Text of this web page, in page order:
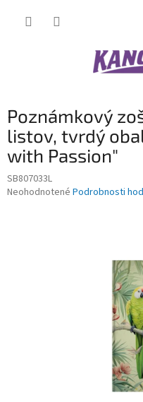
Poznámkový
listov, tvrdý
with Passion"
SB807033L
Priemerné
Neohodnotené Podrobnosti